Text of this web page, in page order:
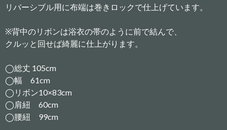
リバーシブル用に布端は巻きロックで仕上げています。
※背中のリボンは浴衣の帯のように前で結んで、
クルッと回せば綺麗に仕上がります。
◯総丈 105cm
◯幅 61cm
◯リボン10×83cm
◯肩紐 60cm
◯腰紐 99cm